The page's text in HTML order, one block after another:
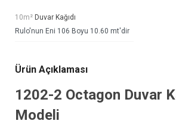
10m² Duvar Kağıdı
Rulo'nun Eni 106 Boyu 10.60 mt'dir
Ürün Açıklaması
1202-2 Octagon Duvar
Modeli